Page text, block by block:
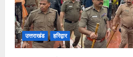
उत्तराखंड हरिद्वार